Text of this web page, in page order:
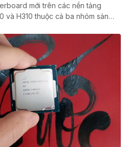
mới trên các nền tảng
và H310 thuộc cả ba nhóm sản…